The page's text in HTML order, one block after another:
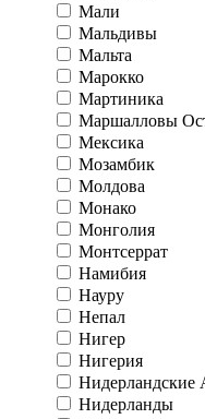
Мали
Мальдивы
Мальта
Марокко
Мартиника
Маршалловы
Мексика
Мозамбик
Молдова
Монако
Монголия
Монтсеррат
Намибия
Науру
Непал
Нигер
Нигерия
Нидерландские
Нидерланды